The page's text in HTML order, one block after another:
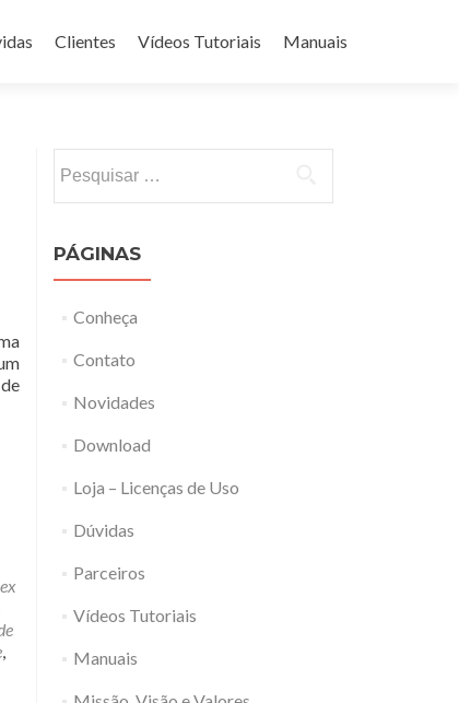
Clientes Vídeos Tutoriais Manuais
,
por:
PÁGINAS
Conheça
Contato
Novidades
Download
Loja – Licenças de Uso
Dúvidas
Parceiros
Vídeos Tutoriais
Manuais